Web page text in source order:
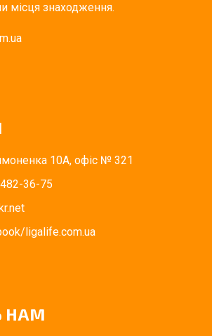
місця знаходження.
10А, офіс № 321
36-75
ligalife.com.ua
НАМ